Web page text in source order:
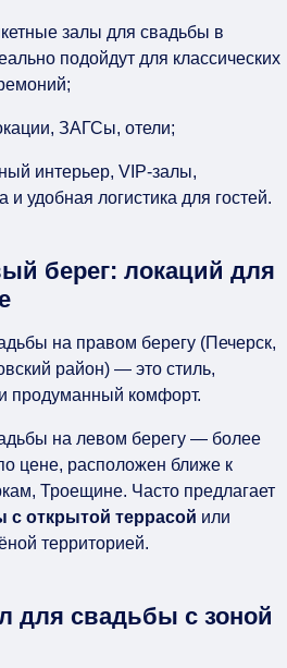
залы для свадьбы в
подойдут для классических
ЗАГСы, отели;
интерьер, VIP-залы,
удобная логистика для гостей.
берег: локаций для
на правом берегу (Печерск,
район) — это стиль,
продуманный комфорт.
на левом берегу — более
цене, расположен ближе к
Троещине. Часто предлагает
с открытой террасой или
территорией.
для свадьбы с зоной